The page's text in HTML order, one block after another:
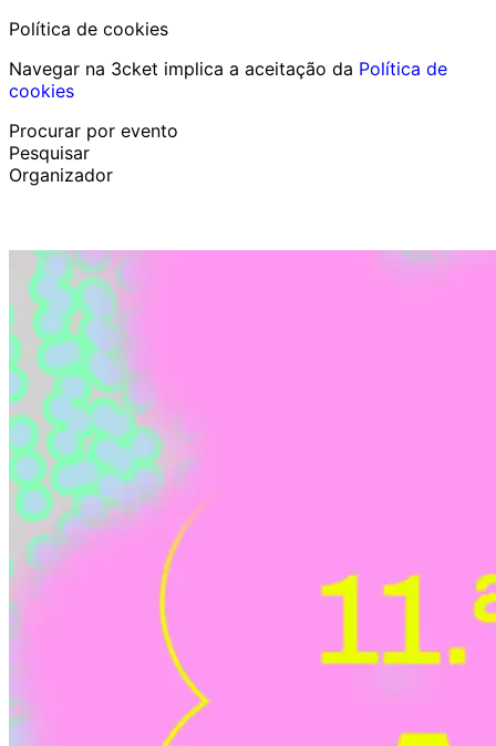
Política de cookies
Navegar na 3cket implica a aceitação da Política de
cookies
Procurar por evento
Pesquisar
Organizador
Português
Ajuda ao participante
Login